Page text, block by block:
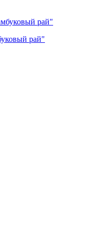
рай"